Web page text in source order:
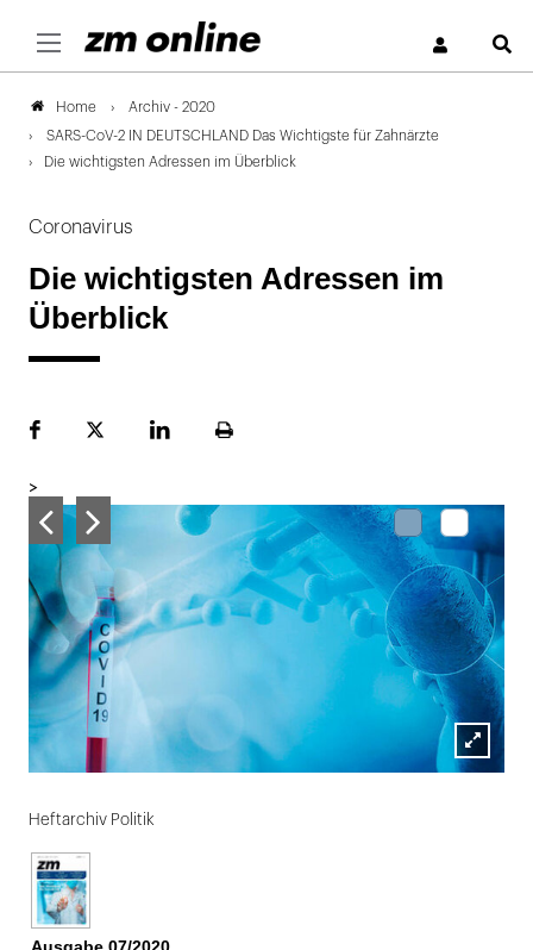
Home Archiv - 2020
SARS-CoV-2 IN DEUTSCHLAND Das Wichtigste für Zahnärzte
Die wichtigsten Adressen im Überblick
Coronavirus
Die wichtigsten Adressen im
Überblick
FacebookPlattformLinekdInSeite
>
Lightbox
1
von
2
Heftarchiv Politik